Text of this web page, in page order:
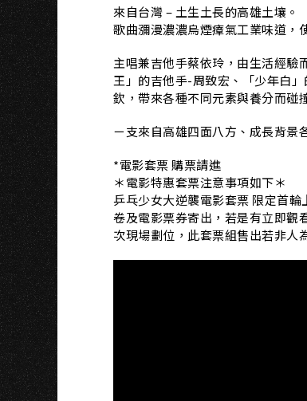
來自台灣 – 土生土長的高雄土壤。
歌曲瀰漫濃濃烏煙瘴氣工業味道，
主唱兼吉他手蔡依玲，由生活經驗
王」的吉他手-周致宏、「少年白
欽，帶來各種不同元素與養分而碰
ㄧ支來自高雄四面八方、成長背景
*電影套票 購票請進
＊電影特惠套票注意事項如下＊
乒乓少女大逆襲電影套票 限定首
卷及電影票券寄出，若是有立即觀
次現場劃位，此套票組售出若非人